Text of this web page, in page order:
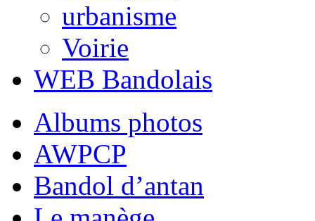
urbanisme
Voirie
WEB Bandolais
Albums photos
AWPCP
Bandol d’antan